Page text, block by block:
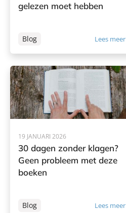
gelezen moet hebben
Blog Lees meer
19 JANUARI 2026
30 dagen zonder klagen?
Geen probleem met deze
boeken
Blog Lees meer